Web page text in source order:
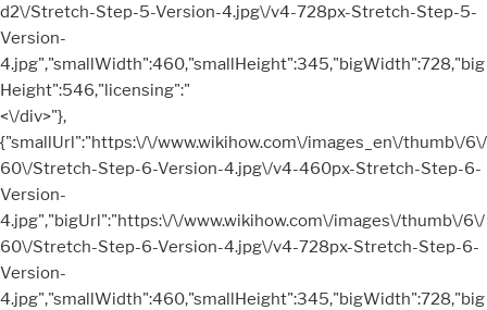
d2\/Stretch-Step-5-Version-4.jpg\/v4-728px-Stretch-Step-5-
Version-
4.jpg","smallWidth":460,"smallHeight":345,"bigWidth":728,"big
Height":546,"licensing":"
<\/div>"},
{"smallUrl":"https:\/\/www.wikihow.com\/images_en\/thumb\/6\/
60\/Stretch-Step-6-Version-4.jpg\/v4-460px-Stretch-Step-6-
Version-
4.jpg","bigUrl":"https:\/\/www.wikihow.com\/images\/thumb\/6\/
60\/Stretch-Step-6-Version-4.jpg\/v4-728px-Stretch-Step-6-
Version-
4.jpg","smallWidth":460,"smallHeight":345,"bigWidth":728,"big